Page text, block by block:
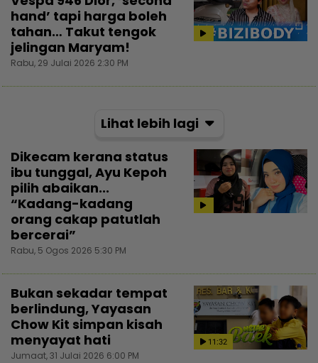
hand’ tapi harga boleh
tahan… Takut tengok
jelingan Maryam!
Rabu, 29 Julai 2026 2:30 PM
Lihat lebih lagi
Dikecam kerana status
ibu tunggal, Ayu Kepoh
pilih abaikan...
“Kadang-kadang
orang cakap patutlah
bercerai”
Rabu, 5 Ogos 2026 5:30 PM
11:32
Bukan sekadar tempat
berlindung, Yayasan
Chow Kit simpan kisah
menyayat hati
Jumaat, 31 Julai 2026 6:00 PM